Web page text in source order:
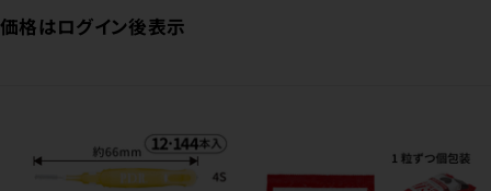
価格はログイン後表示